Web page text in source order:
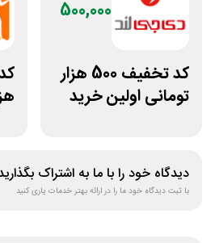
500,000
کد تخفیف 500 هزار
تومانی اولین خرید
دیدگاه خود را با ما به اشتراک
با ثبت دیدگاه خود ما را در ارائه بهتر خدمات یاری کنید